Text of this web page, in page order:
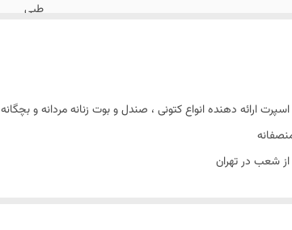
طبی
ارائه دهنده انواع کتونی ، صندل و بوت زنانه مردانه و بچگانه
شعب در تهران